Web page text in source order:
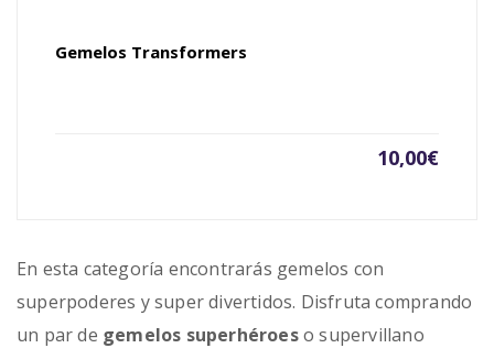
Gemelos Transformers
10,00€
En esta categoría encontrarás gemelos con
superpoderes y super divertidos. Disfruta comprando
un par de gemelos superhéroeso supervillano